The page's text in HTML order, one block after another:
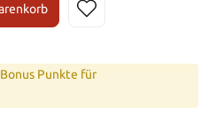
Punkte für